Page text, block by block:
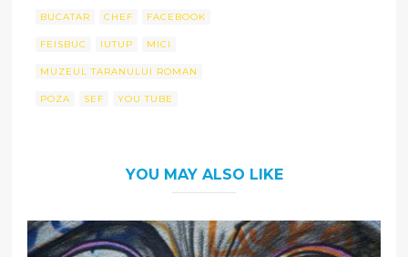
BUCATAR CHEF FACEBOOK
FEISBUC IUTUP MICI
MUZEUL TARANULUI ROMAN
POZA SEF YOU TUBE
YOU MAY ALSO LIKE